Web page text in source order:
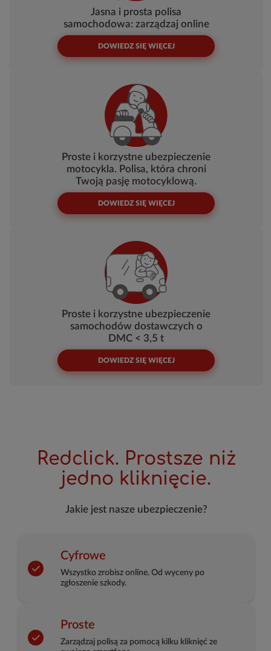
Jasna i prosta polisa
samochodowa: zarządzaj online
DOWIEDZ SIĘ WIĘCEJ
Proste i korzystne ubezpieczenie
motocykla. Polisa, która chroni
Twoją pasję motocyklową.
DOWIEDZ SIĘ WIĘCEJ
Proste i korzystne ubezpieczenie
samochodów dostawczych o
DMC < 3,5 t
DOWIEDZ SIĘ WIĘCEJ
Redclick. Prostsze niż
jedno kliknięcie.
Jakie jest nasze ubezpieczenie?
Cyfrowe
Wszystko zrobisz online. Od wyceny po
zgłoszenie szkody.
Proste
Zarządzaj polisą za pomocą kilku kliknięć ze